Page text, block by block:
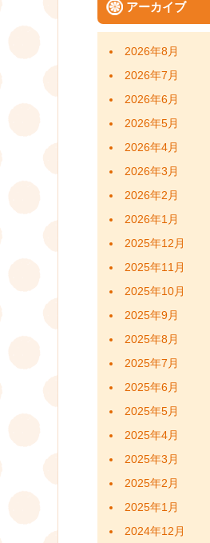
アーカイブ
2026年8月
2026年7月
2026年6月
2026年5月
2026年4月
2026年3月
2026年2月
2026年1月
2025年12月
2025年11月
2025年10月
2025年9月
2025年8月
2025年7月
2025年6月
2025年5月
2025年4月
2025年3月
2025年2月
2025年1月
2024年12月